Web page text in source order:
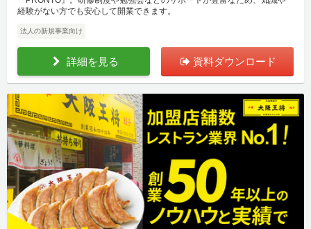
経験がない方でも安心して開業できます。
法人の新規事業向け
詳細を見る 資料ダウンロード